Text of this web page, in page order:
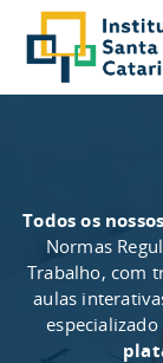
Todos os
Normas
Trabalho, com
aulas